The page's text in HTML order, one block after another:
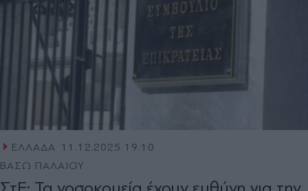
ΕΛΛΑΔΑ 11.12.2025 19:10
ΒΑΣΩ ΠΑΛΑΙΟΥ